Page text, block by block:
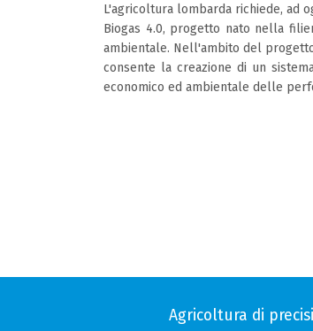
L'agricoltura lombarda richiede, ad
Biogas 4.0, progetto nato nella
ambientale. Nell'ambito del
consente la creazione di un
economico ed ambientale delle
Agricoltura di